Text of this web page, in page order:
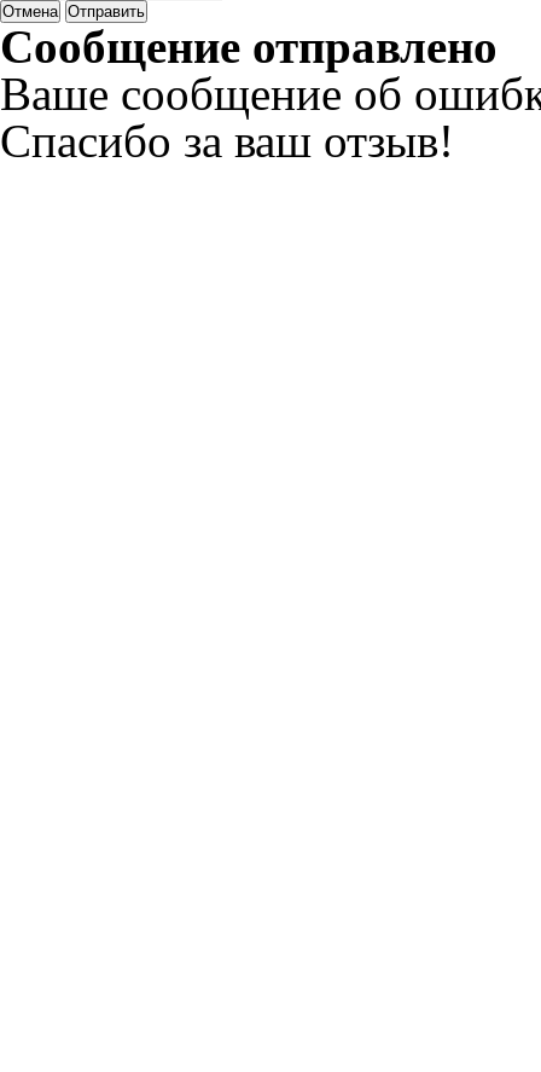
Отмена Отправить
Сообщение отправлено
Ваше сообщение об
Спасибо за ваш отзыв!